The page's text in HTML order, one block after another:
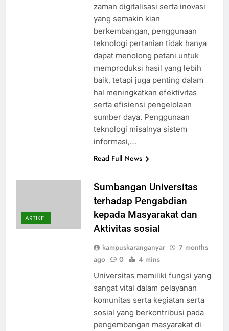
zaman digitalisasi serta inovasi
yang semakin kian
berkembangan, penggunaan
teknologi pertanian tidak hanya
dapat menolong petani untuk
memproduksi hasil yang lebih
baik, tetapi juga penting dalam
hal meningkatkan efektivitas
serta efisiensi pengelolaan
sumber daya. Penggunaan
teknologi misalnya sistem
informasi,…
Read Full News
ARTIKEL
Sumbangan Universitas
terhadap Pengabdian
kepada Masyarakat dan
Aktivitas sosial
kampuskaranganyar
7 months
ago
0 4 mins
Universitas memiliki fungsi yang
sangat vital dalam pelayanan
komunitas serta kegiatan serta
sosial yang berkontribusi pada
pengembangan masyarakat di